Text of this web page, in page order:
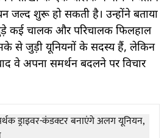
जल्द शुरू हो सकती है। उन्होंने बताया
कई चालक और परिचालक फिलहाल
से जुड़ी यूनियनों के सदस्य हैं, लेकिन
वे अपना समर्थन बदलने पर विचार